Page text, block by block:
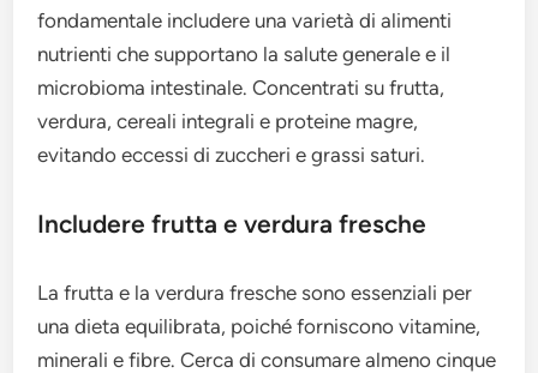
fondamentale includere una varietà di alimenti
nutrienti che supportano la salute generale e il
microbioma intestinale. Concentrati su frutta,
verdura, cereali integrali e proteine magre,
evitando eccessi di zuccheri e grassi saturi.
Includere frutta e verdura fresche
La frutta e la verdura fresche sono essenziali per
una dieta equilibrata, poiché forniscono vitamine,
minerali e fibre. Cerca di consumare almeno cinque